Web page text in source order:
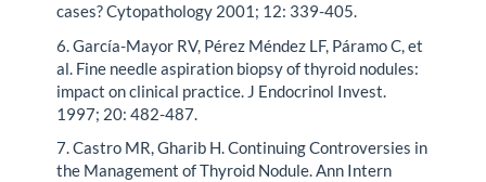
cases? Cytopathology 2001; 12: 339-405.
6. García-Mayor RV, Pérez Méndez LF, Páramo C, et
al. Fine needle aspiration biopsy of thyroid nodules:
impact on clinical practice. J Endocrinol Invest.
1997; 20: 482-487.
7. Castro MR, Gharib H. Continuing Controversies in
the Management of Thyroid Nodule. Ann Intern